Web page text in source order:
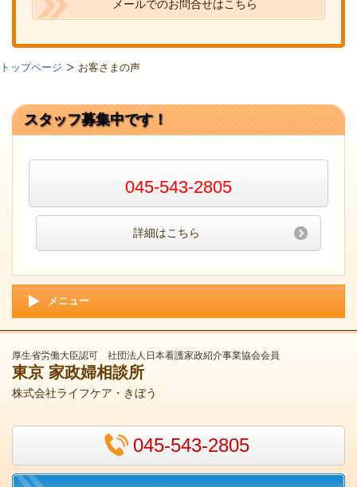
メールでのお問合せはこちら
トップページ お客さまの声
スタッフ募集中です！
045-543-2805
詳細はこちら
メニュー
厚生省労働大臣認可 社団法人日本看護家政紹介事業協会会員
東京 家政婦相談所
株式会社ライフケア・きぼう
045-543-2805